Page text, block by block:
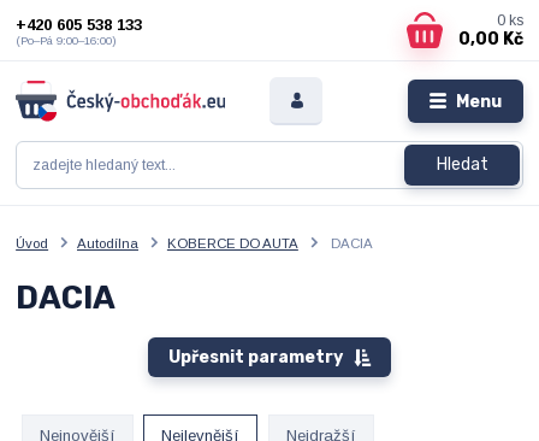
Menu
Hledat
+420 605 538 133
(Po–Pá 9:00–16:00)
0 ks
0,00 Kč
Úvod Autodílna KOBERCE DO AUTA DACIA
DACIA
Upřesnit parametry
Nejnovější Nejlevnější Nejdražší